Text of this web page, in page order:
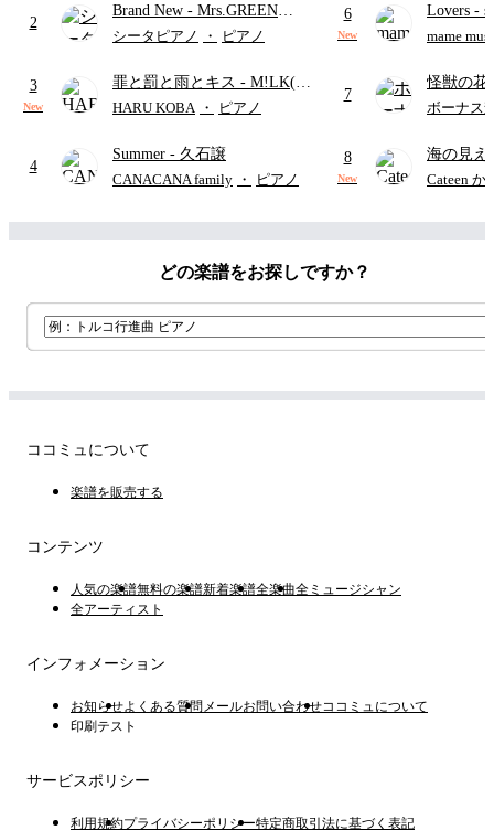
ード・ペダル付き/『映画ちい
かわ 人魚の島のひみつ』よ
2
Brand New - Mrs.GREEN
APPLE
シータピアノ ・ ピアノ
3
New
罪と罰と雨とキス - M!LK(佐
野勇斗&吉田仁人)
HARU KOBA ・ ピアノ
4
Summer - 久石譲
CANACANA family ・ ピアノ
6
New
Lovers -
ト)
mame
7
怪獣の
ードパー
ボーナス
8
New
海の見
Cateen か
どの楽譜をお探しですか？
ココミュについて
楽譜を販売する
コンテンツ
人気の楽譜無料の楽譜新着楽譜全楽曲全ミュージシャン
全アーティスト
インフォメーション
お知らせよくある質問 メールお問い合わせココミュについて
印刷テスト
サービスポリシー
利用規約プライバシーポリシー特定商取引法に基づく表記